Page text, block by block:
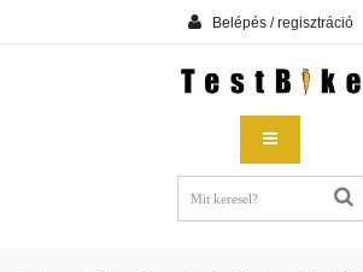
Belépés / regisztráció